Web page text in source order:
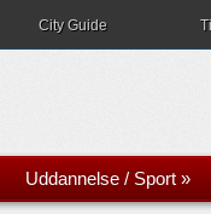
City Guide
Uddannelse / Sport »